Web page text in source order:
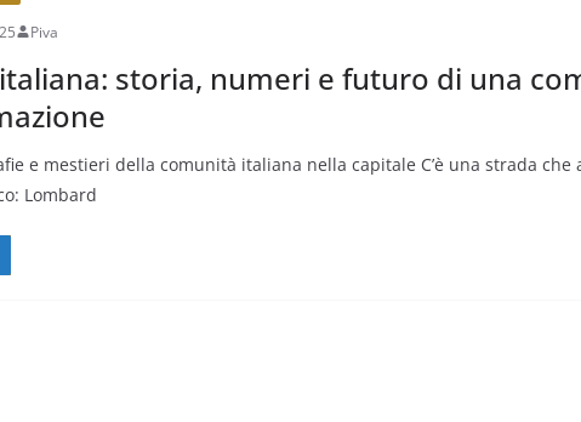
Piva
storia, numeri e futuro di una
e mestieri della comunità italiana nella capitale C’è una strada che
Lombard